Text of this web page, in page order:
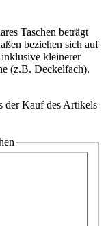
Taschen beträgt
beziehen sich auf
inklusive kleinerer
(z.B. Deckelfach).
der Kauf des Artikels